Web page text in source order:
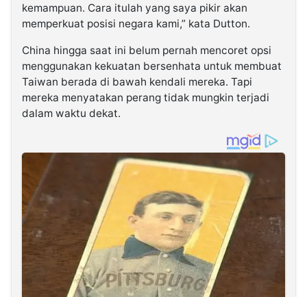
kemampuan. Cara itulah yang saya pikir akan
memperkuat posisi negara kami,” kata Dutton.
China hingga saat ini belum pernah mencoret opsi
menggunakan kekuatan bersenhata untuk membuat
Taiwan berada di bawah kendali mereka. Tapi
mereka menyatakan perang tidak mungkin terjadi
dalam waktu dekat.